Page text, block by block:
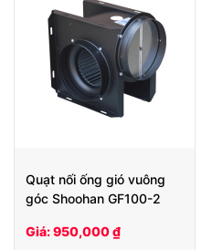
Quạt nối ống gió vuông
góc Shoohan GF100-2
Giá: 950,000 ₫